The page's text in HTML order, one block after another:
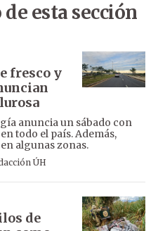
esta sección
fresco y
anuncia un sábado con
todo el país. Además,
algunas zonas.
ÚH
de